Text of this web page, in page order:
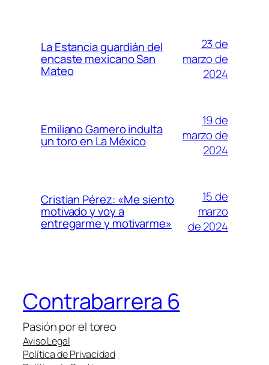
La Estancia guardián del
encaste mexicano San
Mateo
23 de
marzo de
2024
Emiliano Gamero indulta
un toro en La México
19 de
marzo de
2024
Cristian Pérez: «Me siento
motivado y voy a
entregarme y motivarme»
15 de
marzo
de 2024
Contrabarrera 6
Pasión por el toreo
Aviso Legal
Política de Privacidad